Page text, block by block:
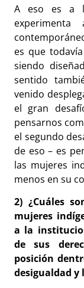
A eso es a
es que
siendo
sentido
venido
el gran
pensarnos
el segundo
de eso – es
las mujeres
menos en su
2) ¿Cuáles
mujeres
a la
de sus
posición
desigualdad y